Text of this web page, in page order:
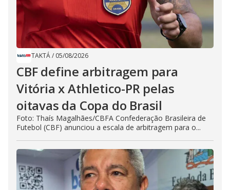
TAKTÁ/ 05/08/2026
CBF define arbitragem para
Vitória x Athletico-PR pelas
oitavas da Copa do Brasil
Foto: Thaís Magalhães/CBFA Confederação Brasileira de
Futebol (CBF) anunciou a escala de arbitragem para o...